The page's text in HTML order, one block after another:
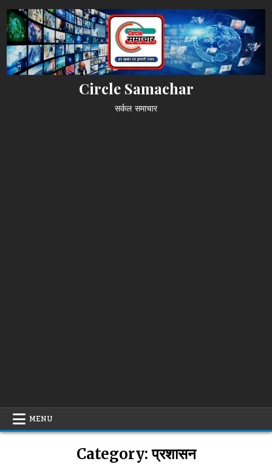
to
content
Circle Samachar
सर्कल समाचार
MENU
Category:प्रशासन